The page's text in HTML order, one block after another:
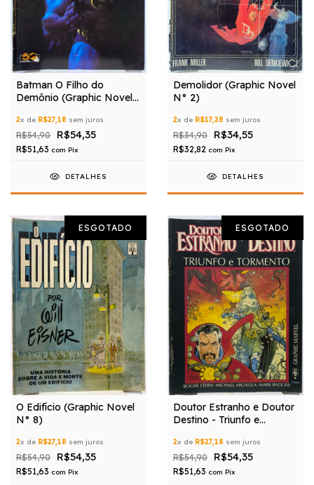
Batman O Filho do
Demônio (Graphic Novel
2x de R$27,18 sem juros
R$54,90 R$54,35
R$51,63 com Pix
DETALHES
Demolidor (Graphic Novel
N° 2)
2x de R$17,28 sem juros
R$34,90 R$34,55
R$32,82 com Pix
DETALHES
ESGOTADO
O Edifício (Graphic Novel
N° 8)
2x de R$27,18 sem juros
R$54,90 R$54,35
R$51,63 com Pix
ESGOTADO
Doutor Estranho e Doutor
Destino - Triunfo e
N° 5)
2x de R$27,18 sem juros
R$54,90 R$54,35
R$51,63 com Pix